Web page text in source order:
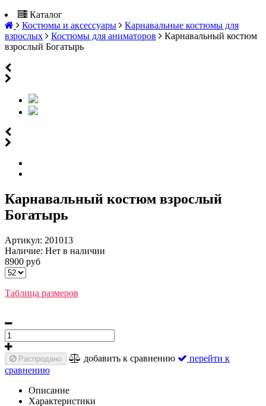
Каталог
Костюмы и аксессуары
Карнавальные костюмы для
взрослых
Костюмы для аниматоров
Карнавальный костюм
взрослый Богатырь
Карнавальный костюм взрослый
Богатырь
Артикул: 201013
Наличие: Нет в наличии
8900 руб
Таблица размеров
Распродано добавить к сравнению
перейти к
сравнению
Описание
Характеристики